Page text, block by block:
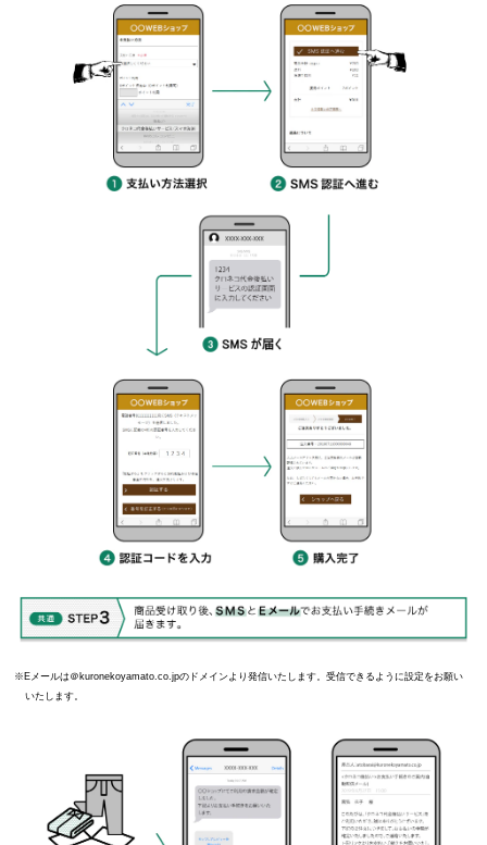
Eメールは＠kuronekoyamato.co.jpのドメインより発信いたします。受信できるように設定をお願い
いたします。